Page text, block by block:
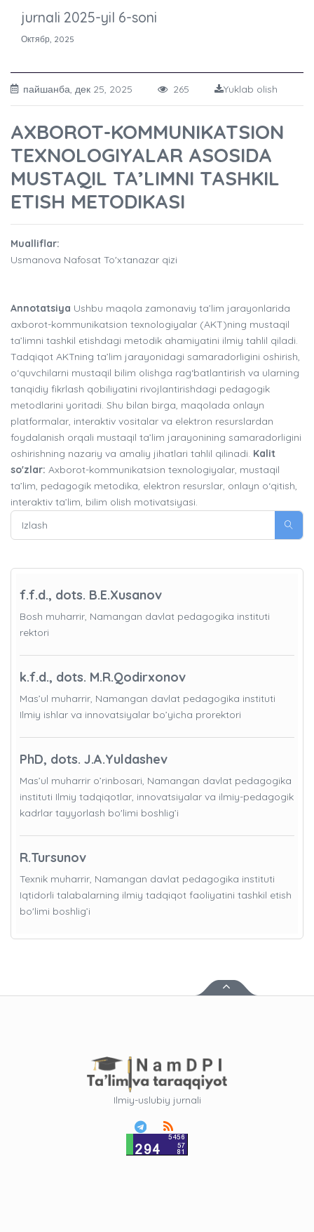
jurnali 2025-yil 6-soni
Октябр, 2025
пайшанба, дек 25, 2025 265 Yuklab olish
AXBOROT-KOMMUNIKATSION
TEXNOLOGIYALAR ASOSIDA
MUSTAQIL TA’LIMNI TASHKIL
ETISH METODIKASI
Mualliflar:
Usmanova Nafosat To'xtanazar qizi
Annotatsiya Ushbu maqola zamonaviy ta’lim jarayonlarida
axborot-kommunikatsion texnologiyalar (AKT)ning mustaqil
ta’limni tashkil etishdagi metodik ahamiyatini ilmiy tahlil qiladi.
Tadqiqot AKTning ta’lim jarayonidagi samaradorligini oshirish,
o‘quvchilarni mustaqil bilim olishga rag‘batlantirish va ularning
tanqidiy fikrlash qobiliyatini rivojlantirishdagi pedagogik
metodlarini yoritadi. Shu bilan birga, maqolada onlayn
platformalar, interaktiv vositalar va elektron resurslardan
foydalanish orqali mustaqil ta’lim jarayonining samaradorligini
oshirishning nazariy va amaliy jihatlari tahlil qilinadi. Kalit
so'zlar: Axborot-kommunikatsion texnologiyalar, mustaqil
ta’lim, pedagogik metodika, elektron resurslar, onlayn o‘qitish,
interaktiv ta’lim, bilim olish motivatsiyasi.
f.f.d., dots. B.E.Xusanov
Bosh muharrir, Namangan davlat pedagogika instituti
rektori
k.f.d., dots. M.R.Qodirxonov
Mas’ul muharrir, Namangan davlat pedagogika instituti
Ilmiy ishlar va innovatsiyalar bo’yicha prorektori
PhD, dots. J.A.Yuldashev
Mas’ul muharrir o’rinbosari, Namangan davlat pedagogika
instituti Ilmiy tadqiqotlar, innovatsiyalar va ilmiy-pedagogik
kadrlar tayyorlash bo'limi boshlig’i
R.Tursunov
Texnik muharrir, Namangan davlat pedagogika instituti
Iqtidorli talabalarning ilmiy tadqiqot faoliyatini tashkil etish
bo'limi boshlig’i
Ilmiy-uslubiy jurnali